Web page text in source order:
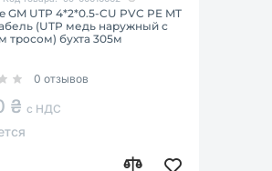
GM UTP 4*2*0.5-CU PVC PE MT
(UTP медь наружный с
тросом) бухта 305м
0 отзывов
₴с НДС